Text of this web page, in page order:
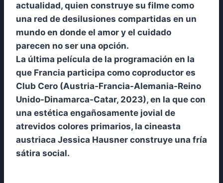
actualidad, quien construye su filme como
una red de desilusiones compartidas en un
mundo en donde el amor y el cuidado
parecen no ser una opción.
La última película de la programación en la
que Francia participa como coproductor es
Club Cero (Austria-Francia-Alemania-Reino
Unido-Dinamarca-Catar, 2023), en la que con
una estética engañosamente jovial de
atrevidos colores primarios, la cineasta
austriaca Jessica Hausner construye una fría
sátira social.